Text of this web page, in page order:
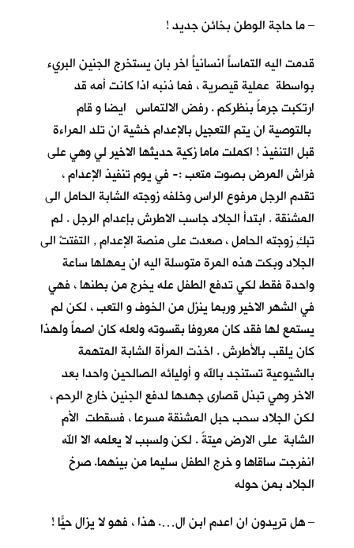
– ما حاجة الوطن بخائن جديد !
قدمت اليه التماساً انسانياً اخر بان يستخرج الجنين البريء
بواسطة عملية قيصرية ، فما ذنبه اذا كانت أمه قد
ارتكبت جرماً بنظركم . رفض الالتماس ايضا و قام
بالتوصية ان يتم التعجيل بالإعدام خشية ان تلد المراءة
قبل التنفيذ ! اكملت ماما زكية حديثها الاخير لي وهي على
فراش المرض بصوت متعب :- في يوم تنفيذ الإعدام ،
تقدم الرجل مرفوع الراس وخلفه زوجته الشابة الحامل الى
المشنقة . ابتدأ الجلاد جاسب الاطرش بإعدام الرجل . لم
تبكِ زوجته الحامل ، صعدت على منصة الإعدام , التفتتْ الى
الجلاد وبكت هذه المرة متوسلة اليه ان يمهلها ساعة
واحدة فقط لكي تدفع الطفل عله يخرج من بطنها ، فهي
في الشهر الاخير وربما ينزل من الخوف و التعب ، لكن لم
يستمع لها فقد كان معروفا بقسوته ولعله كان اصماً ولهذا
كان يلقب بالأطرش . اخذت المرأة الشابة المتهمة
بالشيوعية تستنجد بالله و أوليائه الصالحين واحدا بعد
الاخر وهي تبذل قصارى جهدها لدفع الجنين خارج الرحم ،
لكن الجلاد سحب حبل المشنقة مسرعا ، فسقطت الأم
الشابة على الارض ميتةً . لكن ولسبب لا يعلمه الا الله
انفرجت ساقاها و خرج الطفل سليما من بينهما. صرخ
الجلاد بمن حوله
– هل تريدون ان اعدم ابن ال…. هذا ، فهو لا يزال حيّاً !